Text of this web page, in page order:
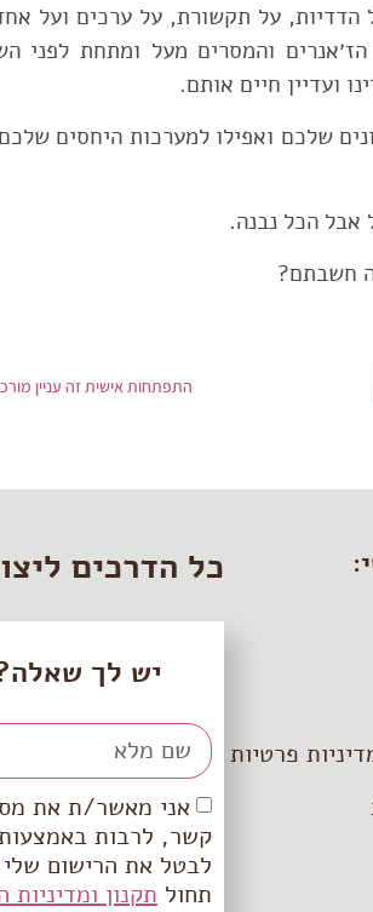
הדדיות, על תקשורת, על ערכים ועל
והמסרים מעל ומתחת לפני
ועדיין חיים אותם.
שלכם ואפילו למערכות היחסים שלכם
אבל הכל נבנה.
חשבתם?
התפתחות אישית זה עניין
פרטיות
כל הדרכים
יש לך
אני מאשר/ת את
קשר, לרבות באמצעות
לבטל את הרישום
תחול תקנון